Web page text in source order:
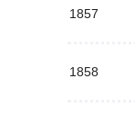
1857
1858